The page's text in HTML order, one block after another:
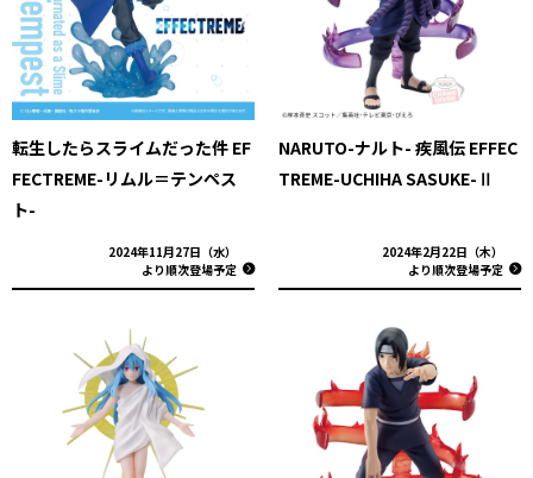
転生したらスライムだった件 EF
FECTREME-リムル＝テンペス
ト-
2024年11月27日（水）
より順次登場予定
NARUTO-ナルト- 疾風伝 EFFEC
TREME-UCHIHA SASUKE-Ⅱ
2024年2月22日（木）
より順次登場予定